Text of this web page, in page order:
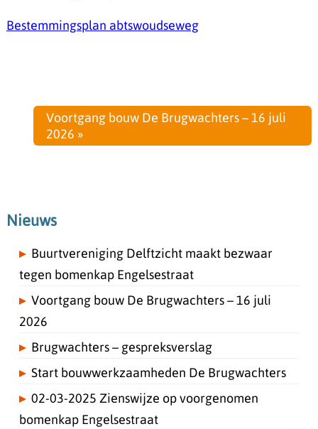
Bestemmingsplan abtswoudseweg
Voortgang bouw De Brugwachters – 16 juli
2026 »
Nieuws
Buurtvereniging Delftzicht maakt bezwaar
tegen bomenkap Engelsestraat
Voortgang bouw De Brugwachters – 16 juli
2026
Brugwachters – gespreksverslag
Start bouwwerkzaamheden De Brugwachters
02-03-2025 Zienswijze op voorgenomen
bomenkap Engelsestraat